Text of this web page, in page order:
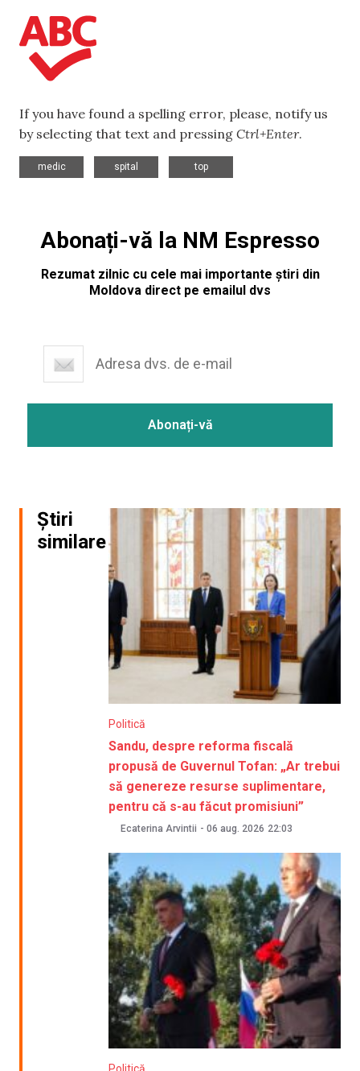
If you have found a spelling error, please, notify us
by selecting that text and pressing Ctrl+Enter.
medic
spital
top
Abonați-vă la NM Espresso
Rezumat zilnic cu cele mai importante știri din
Moldova direct pe emailul dvs
Știri
similare
Politică
Sandu, despre reforma fiscală
propusă de Guvernul Tofan: „Ar trebui
să genereze resurse suplimentare,
pentru că s-au făcut promisiuni”
Ecaterina Arvintii - 06 aug. 2026 22:03
Politică